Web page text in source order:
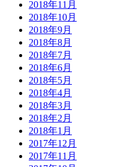
2018年11月
2018年10月
2018年9月
2018年8月
2018年7月
2018年6月
2018年5月
2018年4月
2018年3月
2018年2月
2018年1月
2017年12月
2017年11月